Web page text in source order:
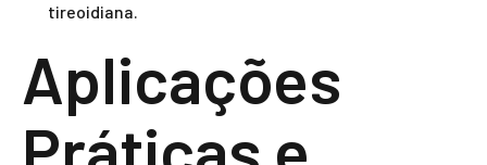
tireoidiana.
Aplicações